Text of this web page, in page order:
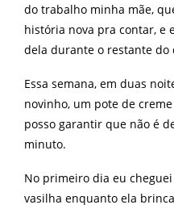
do trabalho minha mãe,
história nova pra contar, e
dela durante o restante do
Essa semana, em duas
novinho, um pote de
posso garantir que não é
minuto.
No primeiro dia eu
vasilha enquanto ela